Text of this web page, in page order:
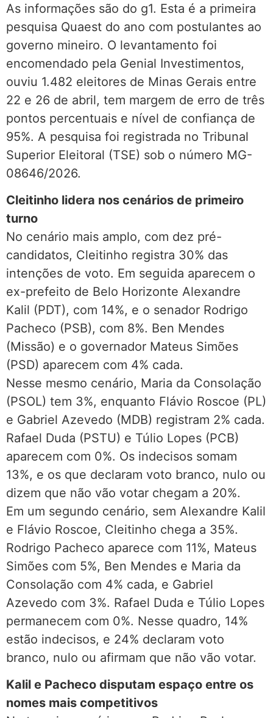
As informações são do g1. Esta é a primeira
pesquisa Quaest do ano com postulantes ao
governo mineiro. O levantamento foi
encomendado pela Genial Investimentos,
ouviu 1.482 eleitores de Minas Gerais entre
22 e 26 de abril, tem margem de erro de três
pontos percentuais e nível de confiança de
95%. A pesquisa foi registrada no Tribunal
Superior Eleitoral (TSE) sob o número MG-
08646/2026.
Cleitinho lidera nos cenários de primeiro
turno
No cenário mais amplo, com dez pré-
candidatos, Cleitinho registra 30% das
intenções de voto. Em seguida aparecem o
ex-prefeito de Belo Horizonte Alexandre
Kalil (PDT), com 14%, e o senador Rodrigo
Pacheco (PSB), com 8%. Ben Mendes
(Missão) e o governador Mateus Simões
(PSD) aparecem com 4% cada.
Nesse mesmo cenário, Maria da Consolação
(PSOL) tem 3%, enquanto Flávio Roscoe (PL)
e Gabriel Azevedo (MDB) registram 2% cada.
Rafael Duda (PSTU) e Túlio Lopes (PCB)
aparecem com 0%. Os indecisos somam
13%, e os que declaram voto branco, nulo ou
dizem que não vão votar chegam a 20%.
Em um segundo cenário, sem Alexandre Kalil
e Flávio Roscoe, Cleitinho chega a 35%.
Rodrigo Pacheco aparece com 11%, Mateus
Simões com 5%, Ben Mendes e Maria da
Consolação com 4% cada, e Gabriel
Azevedo com 3%. Rafael Duda e Túlio Lopes
permanecem com 0%. Nesse quadro, 14%
estão indecisos, e 24% declaram voto
branco, nulo ou afirmam que não vão votar.
Kalil e Pacheco disputam espaço entre os
nomes mais competitivos